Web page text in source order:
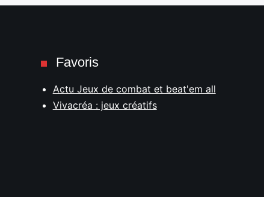
Favoris
Actu Jeux de combat et beat'em all
Vivacréa : jeux créatifs